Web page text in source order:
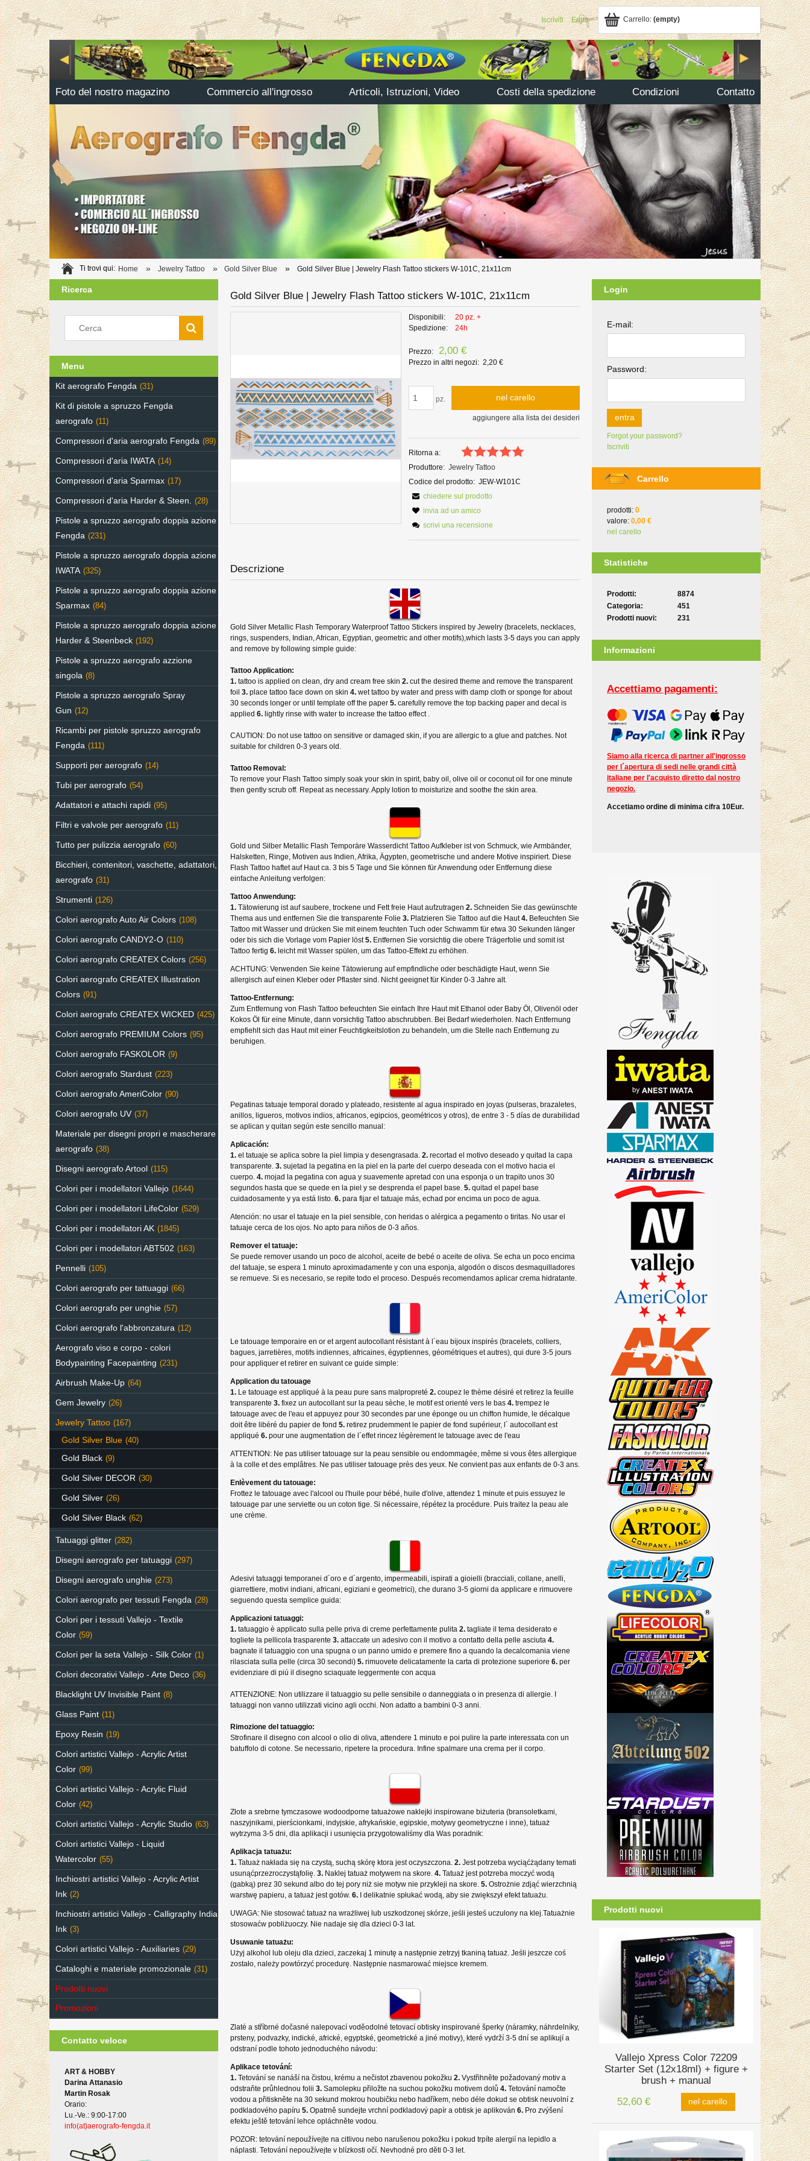
Carrello: (empty)
Iscriviti Entra
Foto del nostro magazino Commercio all'ingrosso Articoli, Istruzioni, Video Costi della spedizione Condizioni Contatto
Ti trovi qui: Home » Jewelry Tattoo » Gold Silver Blue » Gold Silver Blue | Jewelry Flash Tattoo stickers W-101C, 21x11cm
Ricerca
Menu
Kit aerografo Fengda (31)
Kit di pistole a spruzzo Fengda
aerografo (11)
Compressori d'aria aerografo Fengda (89)
Compressori d'aria IWATA (14)
Compressori d'aria Sparmax (17)
Compressori d'aria Harder & Steen. (28)
Pistole a spruzzo aerografo doppia azione
Fengda (231)
Pistole a spruzzo aerografo doppia azione
IWATA (325)
Pistole a spruzzo aerografo doppia azione
Sparmax (84)
Pistole a spruzzo aerografo doppia azione
Harder & Steenbeck (192)
Pistole a spruzzo aerografo azzione
singola (8)
Pistole a spruzzo aerografo Spray
Gun (12)
Ricambi per pistole spruzzo aerografo
Fengda (111)
Supporti per aerografo (14)
Tubi per aerografo (54)
Adattatori e attachi rapidi (95)
Filtri e valvole per aerografo (11)
Tutto per pulizzia aerografo (60)
Bicchieri, contenitori, vaschette, adattatori,
aerografo (31)
Strumenti (126)
Colori aerografo Auto Air Colors (108)
Colori aerografo CANDY2-O (110)
Colori aerografo CREATEX Colors (256)
Colori aerografo CREATEX Illustration
Colors (91)
Colori aerografo CREATEX WICKED (425)
Colori aerografo PREMIUM Colors (95)
Colori aerografo FASKOLOR (9)
Colori aerografo Stardust (223)
Colori aerografo AmeriColor (90)
Colori aerografo UV (37)
Materiale per disegni propri e mascherare
aerografo (38)
Disegni aerografo Artool (115)
Colori per i modellatori Vallejo (1644)
Colori per i modellatori LifeColor (529)
Colori per i modellatori AK (1845)
Colori per i modellatori ABT502 (163)
Pennelli (105)
Colori aerografo per tattuaggi (66)
Colori aerografo per unghie (57)
Colori aerografo l'abbronzatura (12)
Aerografo viso e corpo - colori
Bodypainting Facepainting (231)
Airbrush Make-Up (64)
Gem Jewelry (26)
Jewelry Tattoo (167)
Gold Silver Blue (40)
Gold Black (9)
Gold Silver DECOR (30)
Gold Silver (26)
Gold Silver Black (62)
Tatuaggi glitter (282)
Disegni aerografo per tatuaggi (297)
Disegni aerografo unghie (273)
Colori aerografo per tessuti Fengda (28)
Colori per i tessuti Vallejo - Textile
Color (59)
Colori per la seta Vallejo - Silk Color (1)
Colori decorativi Vallejo - Arte Deco (36)
Blacklight UV Invisible Paint (8)
Glass Paint (11)
Epoxy Resin (19)
Colori artistici Vallejo - Acrylic Artist
Color (99)
Colori artistici Vallejo - Acrylic Fluid
Color (42)
Colori artistici Vallejo - Acrylic Studio (63)
Colori artistici Vallejo - Liquid
Watercolor (55)
Inchiostri artistici Vallejo - Acrylic Artist
Ink (2)
Inchiostri artistici Vallejo - Calligraphy India
Ink (3)
Colori artistici Vallejo - Auxiliaries (29)
Cataloghi e materiale promozionale (31)
Prodotti nuovi
Promozioni
Contatto veloce
ART & HOBBY
Darina Attanasio
Martin Rosak
Orario:
Lu.-Ve.: 9:00-17:00
info(at)aerografo-fengda.it
Gold Silver Blue | Jewelry Flash Tattoo stickers W-101C, 21x11cm
Disponibili:
20 pz. +
Spedizione:
24h
Prezzo: 2,00 €
Prezzo in altri negozi: 2,20 €
pz. nel carello
aggiungere alla lista dei desideri
Ritorna a:
Produttore: Jewelry Tattoo
Codice del prodotto: JEW-W101C
chiedere sul prodotto
invia ad un amico
scrivi una recensione
Descrizione
Gold Silver Metallic Flash Temporary Waterproof Tattoo Stickers inspired by Jewelry (bracelets, necklaces,
rings, suspenders, Indian, African, Egyptian, geometric and other motifs),which lasts 3-5 days you can apply
and remove by following simple guide:
Tattoo Application:
1. tattoo is applied on clean, dry and cream free skin 2. cut the desired theme and remove the transparent
foil 3. place tattoo face down on skin 4. wet tattoo by water and press with damp cloth or sponge for about
30 seconds longer or until template off the paper 5. carefully remove the top backing paper and decal is
applied 6. lightly rinse with water to increase the tattoo effect .
CAUTION: Do not use tattoo on sensitive or damaged skin, if you are allergic to a glue and patches. Not
suitable for children 0-3 years old.
Tattoo Removal :
To remove your Flash Tattoo simply soak your skin in spirit, baby oil, olive oil or coconut oil for one minute
then gently scrub off. Repeat as necessary. Apply lotion to moisturize and soothe the skin area.
Gold und Silber Metallic Flash Temporäre Wasserdicht Tattoo Aufkleber ist von Schmuck, wie Armbänder,
Halsketten, Ringe, Motiven aus Indien, Afrika, Ägypten, geometrische und andere Motive inspiriert. Diese
Flash Tattoo haftet auf Haut ca. 3 bis 5 Tage und Sie können für Anwendung oder Entfernung diese
einfache Anleitung verfolgen:
Tattoo Anwendung:
1. Tätowierung ist auf saubere, trockene und Fett freie Haut aufzutragen 2. Schneiden Sie das gewünschte
Thema aus und entfernen Sie die transparente Folie 3. Platzieren Sie Tattoo auf die Haut4. Befeuchten Sie
Tattoo mit Wasser und drücken Sie mit einem feuchten Tuch oder Schwamm für etwa 30 Sekunden länger
oder bis sich die Vorlage vom Papier löst5. Entfernen Sie vorsichtig die obere Trägerfolie und somit ist
Tattoo fertig 6. leicht mit Wasser spülen, um das Tattoo-Effekt zu erhöhen.
ACHTUNG: Verwenden Sie keine Tätowierung auf empfindliche oder beschädigte Haut, wenn Sie
allergisch auf einen Kleber oder Pflaster sind. Nicht geeignet für Kinder 0-3 Jahre alt.
Tattoo-Entfernung:
Zum Entfernung von Flash Tattoo befeuchten Sie einfach Ihre Haut mit Ethanol oder Baby Öl, Olivenöl oder
Kokos Öl für eine Minute, dann vorsichtig Tattoo abschrubben. Bei Bedarf wiederholen. Nach Entfernung
empfiehlt sich das Haut mit einer Feuchtigkeitslotion zu behandeln, um die Stelle nach Entfernung zu
beruhigen.
Pegatinas tatuaje temporal dorado y plateado, resistente al agua inspirado en joyas (pulseras, brazaletes,
anillos, ligueros, motivos indios, africanos, egipcios, geométricos y otros), de entre 3 - 5 días de durabilidad
se aplican y quitan según este sencillo manual:
Aplicación:
1. el tatuaje se aplica sobre la piel limpia y desengrasada. 2. recortad el motivo deseado y quitad la capa
transparente. 3. sujetad la pegatina en la piel en la parte del cuerpo deseada con el motivo hacia el
cuerpo. 4. mojad la pegatina con agua y suavemente apretad con una esponja o un trapito unos 30
segundos hasta que se quede en la piel y se desprenda el papel base. 5. quitad el papel base
cuidadosamente y ya está listo. 6. para fijar el tatuaje más, echad por encima un poco de agua.
Atención: no usar el tatuaje en la piel sensible, con heridas o alérgica a pegamento o tiritas. No usar el
tatuaje cerca de los ojos. No apto para niños de 0-3 años.
Remover el tatuaje:
Se puede remover usando un poco de alcohol, aceite de bebé o aceite de oliva. Se echa un poco encima
del tatuaje, se espera 1 minuto aproximadamente y con una esponja, algodón o discos desmaquilladores
se remueve. Si es necesario, se repite todo el proceso. Después recomendamos aplicar crema hidratante.
Le tatouage temporaire en or et argent autocollant résistant à l´eau bijoux inspirés (bracelets, colliers,
bagues, jarretières, motifs indiennes, africaines, égyptiennes, géométriques et autres), qui dure 3-5 jours
pour appliquer et retirer en suivant ce guide simple:
Application du tatouage
1. Le tatouage est appliqué à la peau pure sans malpropreté 2. coupez le thème désiré et retirez la feuille
transparente 3. fixez un autocollant sur la peau sèche, le motif est orienté vers le bas 4. trempez le
tatouage avec de l'eau et appuyez pour 30 secondes par une éponge ou un chiffon humide, le décalque
doit être libéré du papier de fond 5. retirez prudemment le papier de fond supérieur, l´ autocollant est
appliqué 6. pour une augmentation de l´effet rincez légèrement le tatouage avec de l'eau
ATTENTION: Ne pas utiliser tatouage sur la peau sensible ou endommagée, même si vous êtes allergique
à la colle et des emplâtres. Ne pas utiliser tatouage près des yeux. Ne convient pas aux enfants de 0-3 ans.
Enlèvement du tatouage:
Frottez le tatouage avec l'alcool ou l'huile pour bébé, huile d'olive, attendez 1 minute et puis essuyez le
tatouage par une serviette ou un coton tige. Si nécessaire, répétez la procédure. Puis traitez la peau ale
une crème.
Adesivi tatuaggi temporanei d´oro e d´argento, impermeabili, ispirati a gioielli (bracciali, collane, anelli,
giarrettiere, motivi indiani, africani, egiziani e geometrici), che durano 3-5 giorni da applicare e rimuovere
seguendo questa semplice guida:
Applicazioni tatuaggi:
1. tatuaggio è applicato sulla pelle priva di creme perfettamente pulita 2. tagliate il tema desiderato e
togliete la pellicola trasparente 3. attaccate un adesivo con il motivo a contatto della pelle asciuta 4.
bagnate il tatuaggio con una spugna o un panno umido e premere fino a quando la decalcomania viene
rilasciata sulla pelle (circa 30 secondi) 5. rimuovete delicatamente la carta di protezione superiore 6. per
evidenziare di piú il disegno sciaquate leggermente con acqua
ATTENZIONE: Non utilizzare il tatuaggio su pelle sensibile o danneggiata o in presenza di allergie. I
tatuaggi non vanno utilizzati vicino agli occhi. Non adatto a bambini 0-3 anni.
Rimozione del tatuaggio:
Strofinare il disegno con alcool o olio di oliva, attendere 1 minuto e poi pulire la parte interessata con un
batuffolo di cotone. Se necessario, ripetere la procedura. Infine spalmare una crema per il corpo.
Złote a srebrne tymczasowe wodoodporne tatuażowe naklejki inspirowane biżuteria (bransoletkami,
naszyjnikami, pierścionkami, indyjskie, afrykańskie, egipskie, motywy geometryczne i inne), tatuaż
wytrzyma 3-5 dni, dla aplikacji i usunięcia przygotowaliśmy dla Was poradnik:
Aplikacja tatuażu:
1. Tatuaż nakłada się na czystą, suchą skórę ktora jest oczyszczona. 2. Jest potrzeba wyciąćżądany temati
usunąćprzezroczystąfolię. 3. Naklej tatuaż motywem na skore. 4. Tatuaż jest potzreba moczyć wodą
(gabką) prez 30 sekund albo do tej pory niż sie motyw nie przykleji na skore. 5. Ostrożnie zdjąć wierzchnią
warstwę papieru, a tatuaż jest gotów. 6. I delikatnie spłukać wodą, aby sie zwiększył efekt tatuażu.
UWAGA: Nie stosować tatuaż na wrażliwej lub uszkodzonej skórze, jeśli jesteś uczulony na klej.Tatuażnie
stosowaćw pobliżuoczy. Nie nadaje się dla dzieci 0-3 lat.
Usuwanie tatuażu:
Użyj alkohol lub oleju dla dzieci, zaczekaj 1 minutę a następnie zetrzyj tkaniną tatuaż. Jeśli jeszcze coś
zostało, należy powtórzyć procedurę. Następnie nasmarować miejsce kremem.
Zlaté a stříbrné dočasné nalepovací voděodolné tetovací obtisky inspirované šperky (náramky, náhrdelníky,
prsteny, podvazky, indické, africké, egyptské, geometrické a jiné motivy), které vydrží 3-5 dní se aplikují a
odstraní podle tohoto jednoduchého návodu:
Aplikace tetování:
1. Tetování se nanáší na čistou, krému a nečistot zbavenou pokožku 2. Vystřihněte požadovaný motiv a
odstraňte průhlednou folii 3. Samolepku přiložte na suchou pokožku motivem dolů 4. Tetování namočte
vodou a přitiskněte na 30 sekund mokrou houbičku nebo hadříkem, nebo déle dokud se obtisk neuvolní z
podkladového papíru 5. Opatrně sundejte vrchní podkladový papír a obtisk je aplikován 6. Pro zvýšení
efektu ještě tetování lehce opláchněte vodou.
POZOR: tetování nepoužívejte na citlivou nebo narušenou pokožku i pokud trpíte alergií na lepidlo a
náplasti. Tetování nepoužívejte v blízkosti očí. Nevhodné pro děti 0-3 let.
Login
E-mail:
Password:
entra
Forgot your password?
Iscriviti
Carrello
prodotti: 0
valore: 0,00 €
nel carello
Statistiche
Prodotti:
8874
Categoria:
451
Prodotti nuovi:
231
Informazioni
Accettiamo pagamenti:
Siamo alla ricerca di partner all'ingrosso
per l´apertura di sedi nelle grandi città
italiane per l'acquisto diretto dal nostro
negozio.
Accetiamo ordine di minima cifra 10Eur.
Prodotti nuovi
Vallejo Xpress Color 72209
Starter Set (12x18ml) + figure +
brush + manual
52,60 €
nel carello